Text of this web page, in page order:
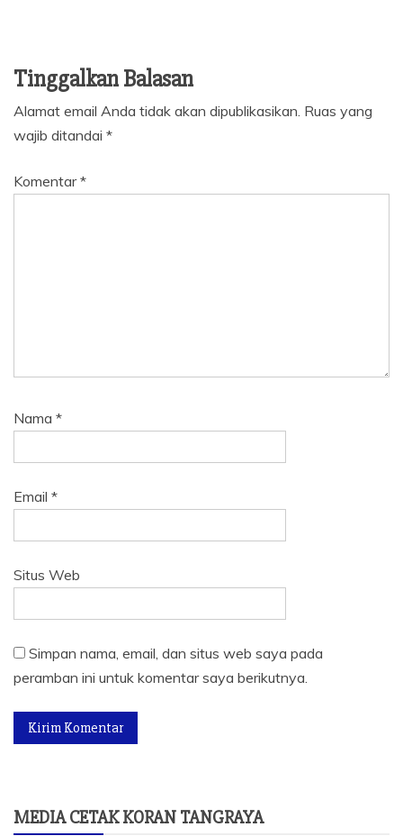
Tinggalkan Balasan
Alamat email Anda tidak akan dipublikasikan. Ruas yang
wajib ditandai *
Komentar*
Nama *
Email *
Situs Web
Simpan nama, email, dan situs web saya pada
peramban ini untuk komentar saya berikutnya.
MEDIA CETAK KORAN TANGRAYA